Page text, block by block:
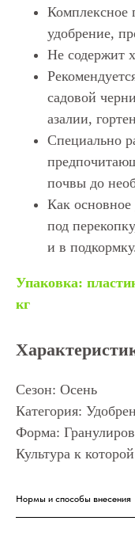
Комплексное
удобрение,
Не содержит
садовой
азалии,
Специально
почвы до
Как основное
под
и в
Упаковка:
кг
Сезон: Осень
Категория:
Форма:
Культура к
Нормы и способы внесения